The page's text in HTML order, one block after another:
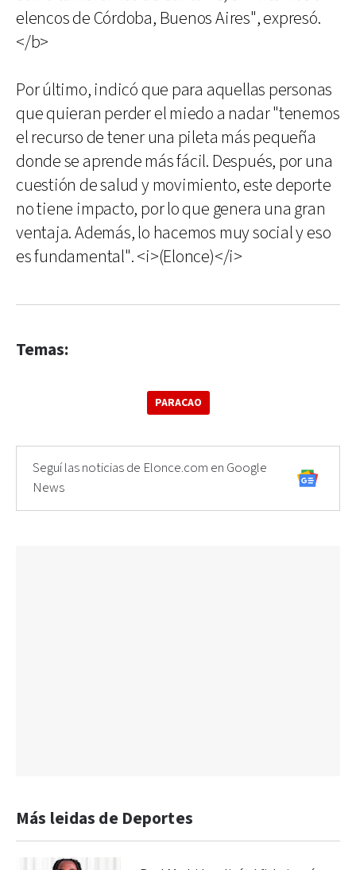
elencos de Córdoba, Buenos Aires", expresó.
</b>
Por último, indicó que para aquellas personas
que quieran perder el miedo a nadar "tenemos
el recurso de tener una pileta más pequeña
donde se aprende más fácil. Después, por una
cuestión de salud y movimiento, este deporte
no tiene impacto, por lo que genera una gran
ventaja. Además, lo hacemos muy social y eso
es fundamental". <i>(Elonce)</i>
Temas:
PARACAO
Seguí las noticias de Elonce.com en Google
News
Más leidas de Deportes